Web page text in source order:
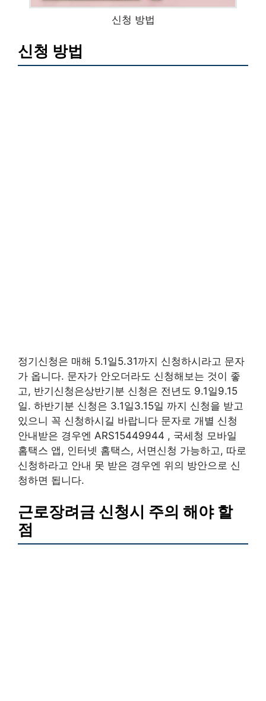
신청 방법
신청 방법
정기신청은 매해 5.1일5.31까지 신청하시라고 문자
가 옵니다. 문자가 안오더라도 신청해보는 것이 좋
고, 반기신청은상반기분 신청은 전년도 9.1일9.15
일. 하반기분 신청은 3.1일3.15일 까지 신청을 받고
있으니 꼭 신청하시길 바랍니다 문자로 개별 신청
안내받은 경우엔 ARS15449944 , 국세청 모바일
홈택스 앱, 인터넷 홈택스, 서면신청 가능하고, 따로
신청하라고 안내 못 받은 경우엔 위의 방안으로 신
청하면 됩니다.
근로장려금 신청시 주의 해야 할
점